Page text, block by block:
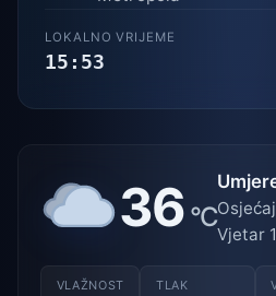
LOKALNO VRIJEME
15:53
36 °C
Vjetar
VLAŽNOST TLAK